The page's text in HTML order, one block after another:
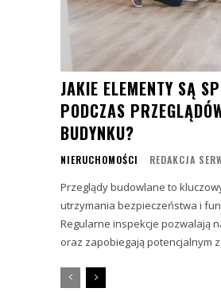
JAKIE ELEMENTY SĄ
PODCZAS
BUDYNKU?
NIERUCHOMOŚCI REDAKCJA
Przeglądy budowlane to
utrzymania bezpieczeństwa i
Regularne inspekcje pozwalają
oraz zapobiegają potencjalnym